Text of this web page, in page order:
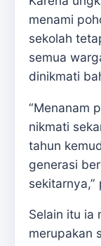
menami
sekolah
semua
dinikmati
“Menanam
nikmati
tahun
generasi
Selain itu ia
merupakan